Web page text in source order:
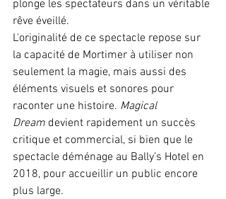
plonge les spectateurs dans un véritable
rêve éveillé.
L'originalité de ce spectacle repose sur
la capacité de Mortimer à utiliser non
seulement la magie, mais aussi des
éléments visuels et sonores pour
raconter une histoire. Magical
Dream devient rapidement un succès
critique et commercial, si bien que le
spectacle déménage au Bally’s Hotel en
2018, pour accueillir un public encore
plus large.